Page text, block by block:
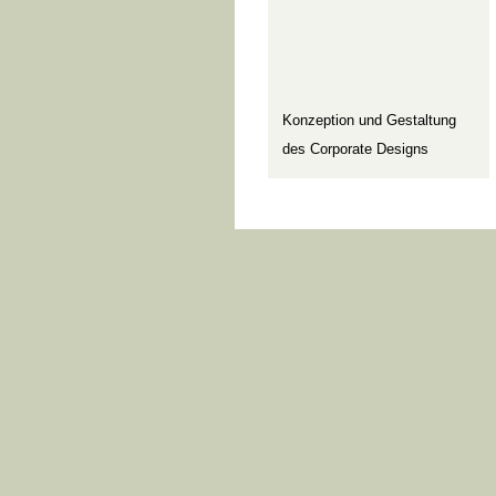
Konzeption und Gestaltung
des Corporate Designs